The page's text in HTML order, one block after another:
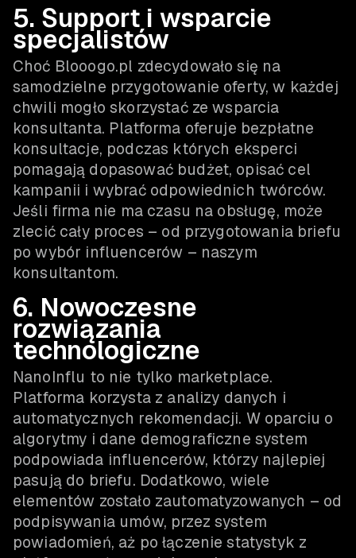
5. Support i wsparcie
specjalistów
Choć Blooogo.pl zdecydowało się na
samodzielne przygotowanie oferty, w każdej
chwili mogło skorzystać ze wsparcia
konsultanta. Platforma oferuje bezpłatne
konsultacje, podczas których eksperci
pomagają dopasować budżet, opisać cel
kampanii i wybrać odpowiednich twórców.
Jeśli firma nie ma czasu na obsługę, może
zlecić cały proces – od przygotowania briefu
po wybór influencerów – naszym
konsultantom.
6. Nowoczesne
rozwiązania
technologiczne
NanoInflu to nie tylko marketplace.
Platforma korzysta z analizy danych i
automatycznych rekomendacji. W oparciu o
algorytmy i dane demograficzne system
podpowiada influencerów, którzy najlepiej
pasują do briefu. Dodatkowo, wiele
elementów zostało zautomatyzowanych – od
podpisywania umów, przez system
powiadomień, aż po łączenie statystyk z